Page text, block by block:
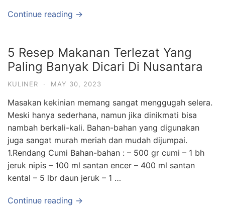
Continue reading →
5 Resep Makanan Terlezat Yang
Paling Banyak Dicari Di Nusantara
KULINER · MAY 30, 2023
Masakan kekinian memang sangat menggugah selera.
Meski hanya sederhana, namun jika dinikmati bisa
nambah berkali-kali. Bahan-bahan yang digunakan
juga sangat murah meriah dan mudah dijumpai.
1.Rendang Cumi Bahan-bahan : – 500 gr cumi – 1 bh
jeruk nipis – 100 ml santan encer – 400 ml santan
kental – 5 lbr daun jeruk – 1 …
Continue reading →